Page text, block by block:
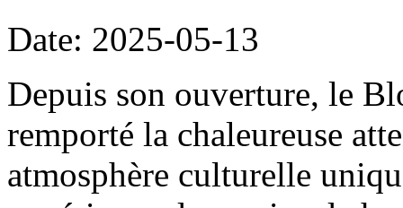
Date: 2025-05-13
Depuis son ouverture, le
remporté la chaleureuse
atmosphère culturelle